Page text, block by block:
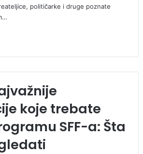
političarke i druge poznate
koje trebate
SFF-a: Šta